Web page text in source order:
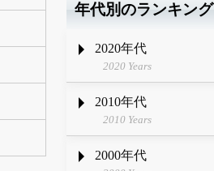
年代別のランキング
2020年代
2020 Years
2010年代
2010 Years
2000年代